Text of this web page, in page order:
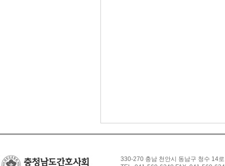
330-270 충남 천안시 동남구 청수 14